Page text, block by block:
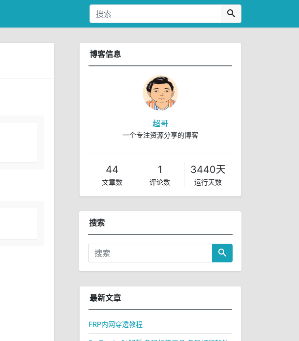
博客信息
超哥
一个专注资源分享的博客
44
文章数
1
评论数
3440天
运行天数
搜索
最新文章
FRP内网穿透教程